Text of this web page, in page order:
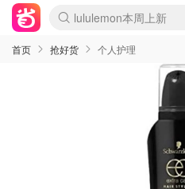
lululemon本周上新
Sasa美妆护肤3.5折
SSENSE年中3折
FreshBeauty好价汇总
Cettire降价+叠9折
Farfetch折上8折
WWS Coles超市实拍
viagogo二手票捡漏
Myer清仓1折起
The Outnet奢牌1折起
David Jones 3折起
Flannels大牌1折
Perfumes Club护肤1折
AMIRO返校季6.2折
Oweek抽奖送Airpods
Amazon折扣汇总
eToro入金$200送$50
Amazon数码好物
ICONIC本周7.5折
ThedoubleF高奢地板价
Moose Knuckles 6折
丝芙兰5折起
EUFY官网3.7折起
Selenichast首饰2折
Trip机票酒店促销
YSL送5件彩妆礼
Amazon家居好物
BIGBANG巡演开票
David Jones时尚3折
Amazon美妆护肤
雅漾大喷$8
过敏原检测盒$33
伊索独家赠50ml沐浴露
科颜氏送高保湿面霜
CW药房打折海报
SEALIFE海洋馆门票6折
丝塔芙大白罐$16
订阅Newsletter送香薰
Cult Beauty 6.8折
Harrods圣诞日历2.3折
LN-CC奢牌私促3折
d'Alba空姐喷雾$16
EVE LOM套装逆天2折
Bernardelli独家4折
Adore Beauty 6折起
CT圣诞日历
Mytheresa奢品2.7折
首页 抢好货 个人护理